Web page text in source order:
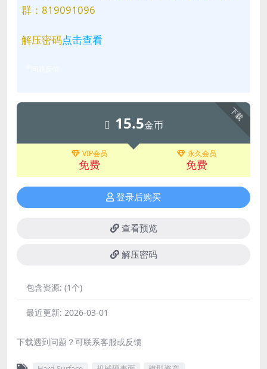
群：819091096
解压密码点击查看
下载
15.5金币
VIP会员
免费
永久会员
免费
登录后购买
查看预览
解压密码
包含资源: (1个)
最近更新: 2026-03-01
下载遇到问题？可联系客服或反馈